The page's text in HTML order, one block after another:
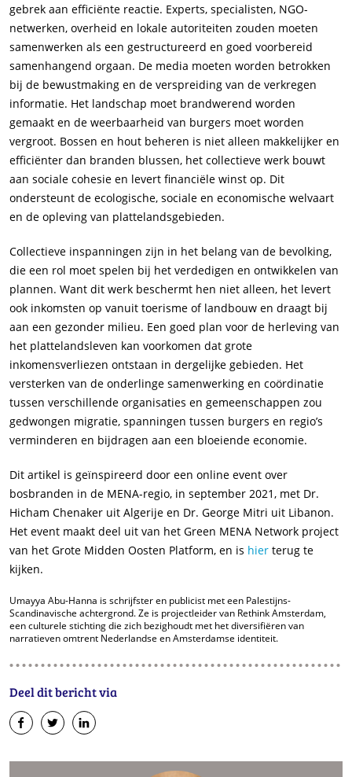
gebrek aan efficiënte reactie. Experts, specialisten, NGO-
netwerken, overheid en lokale autoriteiten zouden moeten
samenwerken als een gestructureerd en goed voorbereid
samenhangend orgaan. De media moeten worden betrokken
bij de bewustmaking en de verspreiding van de verkregen
informatie. Het landschap moet brandwerend worden
gemaakt en de weerbaarheid van burgers moet worden
vergroot. Bossen en hout beheren is niet alleen makkelijker en
efficiënter dan branden blussen, het collectieve werk bouwt
aan sociale cohesie en levert financiële winst op. Dit
ondersteunt de ecologische, sociale en economische welvaart
en de opleving van plattelandsgebieden.
Collectieve inspanningen zijn in het belang van de bevolking,
die een rol moet spelen bij het verdedigen en ontwikkelen van
plannen. Want dit werk beschermt hen niet alleen, het levert
ook inkomsten op vanuit toerisme of landbouw en draagt bij
aan een gezonder milieu. Een goed plan voor de herleving van
het plattelandsleven kan voorkomen dat grote
inkomensverliezen ontstaan in dergelijke gebieden. Het
versterken van de onderlinge samenwerking en coördinatie
tussen verschillende organisaties en gemeenschappen zou
gedwongen migratie, spanningen tussen burgers en regio’s
verminderen en bijdragen aan een bloeiende economie.
Dit artikel is geïnspireerd door een online event over
bosbranden in de MENA-regio, in september 2021, met Dr.
Hicham Chenaker uit Algerije en Dr. George Mitri uit Libanon.
Het event maakt deel uit van het Green MENA Network project
van het Grote Midden Oosten Platform, en is hier terug te
kijken.
Umayya Abu-Hanna is schrijfster en publicist met een Palestijns-
Scandinavische achtergrond. Ze is projectleider van Rethink Amsterdam,
een culturele stichting die zich bezighoudt met het diversifiëren van
narratieven omtrent Nederlandse en Amsterdamse identiteit.
Deel dit bericht via
op
Facebook
op
Twitter
op
LinkedIn